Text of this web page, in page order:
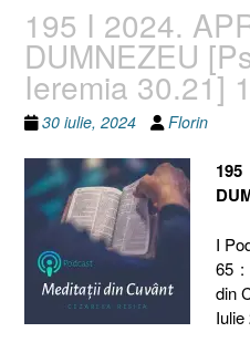
195 I 2024.
DUMNEZEU
Ieremia 30.21]
30 iulie, 2024 Florin
I
65 :
din
Iulie